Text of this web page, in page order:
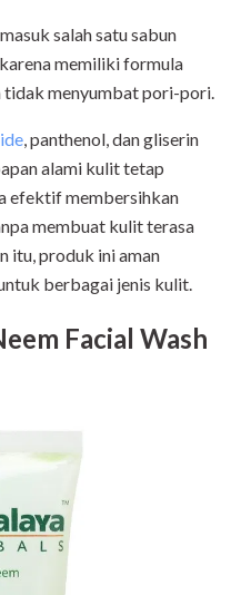
salah satu sabun
memiliki formula
tidak menyumbat pori-pori.
, panthenol, dan gliserin
alami kulit tetap
efektif membersihkan
membuat kulit terasa
itu, produk ini aman
berbagai jenis kulit.
Facial Wash